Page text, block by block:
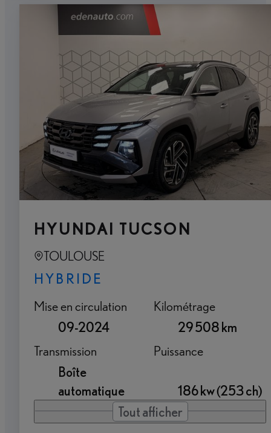
HYUNDAI TUCSON
TOULOUSE
HYBRIDE
Mise en circulation
09-2024
Kilométrage
29 508 km
Transmission
Boîte
automatique
Puissance
186 kw (253 ch)
Tout afficher